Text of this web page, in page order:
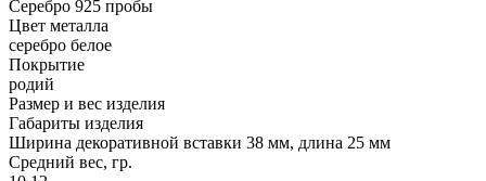
Серебро 925 пробы
Цвет металла
серебро белое
Покрытие
родий
Размер и вес изделия
Габариты изделия
Ширина декоративной вставки 38 мм, длина 25 мм
Средний вес, гр.